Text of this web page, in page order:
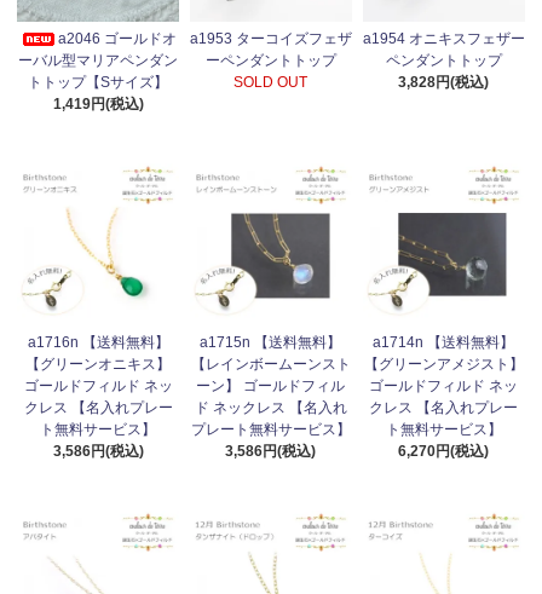
a2046 ゴールドオ
ーバル型マリアペンダン
トトップ【Sサイズ】
1,419円(税込)
a1953 ターコイズフェザ
ーペンダントトップ
SOLD OUT
a1954 オニキスフェザー
ペンダントトップ
3,828円(税込)
a1716n 【送料無料】
【グリーンオニキス】
ゴールドフィルド ネッ
クレス 【名入れプレー
ト無料サービス】
3,586円(税込)
a1715n 【送料無料】
【レインボームーンスト
ーン】 ゴールドフィル
ド ネックレス 【名入れ
プレート無料サービス】
3,586円(税込)
a1714n 【送料無料】
【グリーンアメジスト】
ゴールドフィルド ネッ
クレス 【名入れプレー
ト無料サービス】
6,270円(税込)